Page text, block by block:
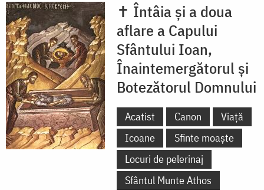
✝ Întâia și a doua
aflare a Capului
Sfântului Ioan,
Înaintemergătorul și
Botezătorul Domnului
Acatist Canon
Viață
Icoane
Sfinte moaște
Locuri de pelerinaj
Sfântul Munte Athos